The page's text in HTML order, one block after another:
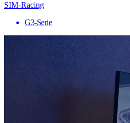
SIM-Racing
G3-Serie